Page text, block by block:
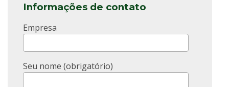
Informações de contato
Empresa
Seu nome (obrigatório)